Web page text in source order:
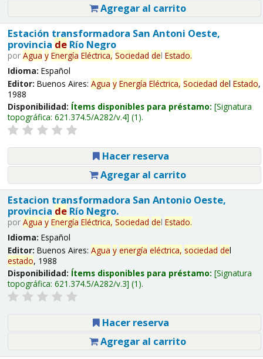
Agregar al carrito
Estación transformadora San Antoni Oeste,
provincia deRío Negro
por Agua y Energía Eléctrica, Sociedad del Estado.
Idioma: Español
Editor: Buenos Aires: Agua y Energía Eléctrica, Sociedad del Estado,
1988
Disponibilidad: Ítems disponibles para préstamo: Signatura
topográfica: 621.374.5/A282/v.4 (1).
Hacer reserva
Agregar al carrito
Estacion transformadora San Antonio Oeste,
provincia deRío Negro.
por Agua y Energía Eléctrica, Sociedad del Estado.
Idioma: Español
Editor: Buenos Aires: Agua y energía eléctrica, sociedad del
estado, 1988
Disponibilidad: Ítems disponibles para préstamo: Signatura
topográfica: 621.374.5/A282/v.3 (1).
Hacer reserva
Agregar al carrito